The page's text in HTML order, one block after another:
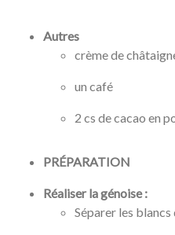
Autres
crème de
un café
2 cs de cacao en
PRÉPARATION
Réaliser la génoise :
Séparer les blancs